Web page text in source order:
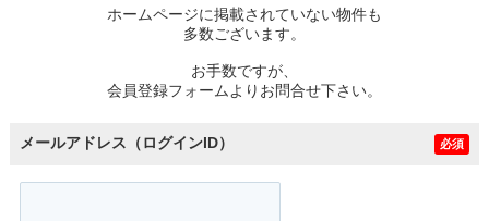
ホームページに掲載されていない物件も
多数ございます。
お手数ですが、
会員登録フォームよりお問合せ下さい。
メールアドレス（ログインID） 必須